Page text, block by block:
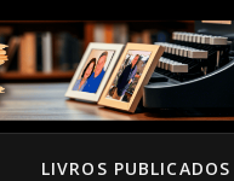
LIVROS PUBLICADOS